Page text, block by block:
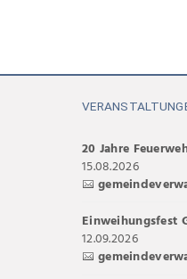
20 Jahre
15.08.2026
Einweihungsfest
12.09.2026